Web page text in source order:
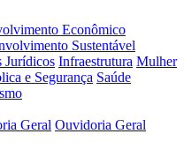
Econômico
Sustentável
Jurídicos Infraestrutura Mulher
e Segurança Saúde
Geral Ouvidoria Geral